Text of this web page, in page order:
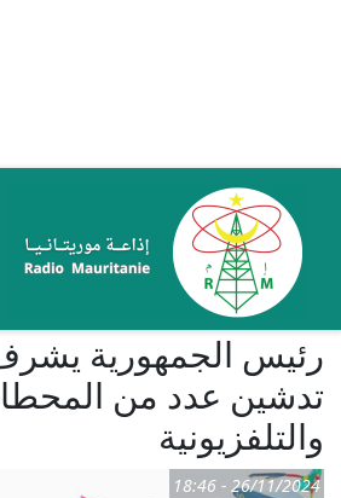
رئيس الجمهورية
تدشين عدد من
والتلفزيونية
26/11/2024 - 18:46